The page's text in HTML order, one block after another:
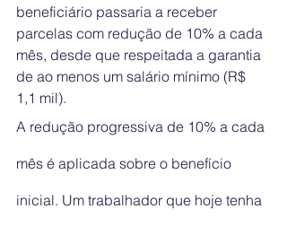
beneficiário passaria a receber
parcelas com redução de 10% a cada
mês, desde que respeitada a garantia
de ao menos um salário mínimo (R$
1,1 mil).
A redução progressiva de 10% a cada
mês é aplicada sobre o benefício
inicial. Um trabalhador que hoje tenha